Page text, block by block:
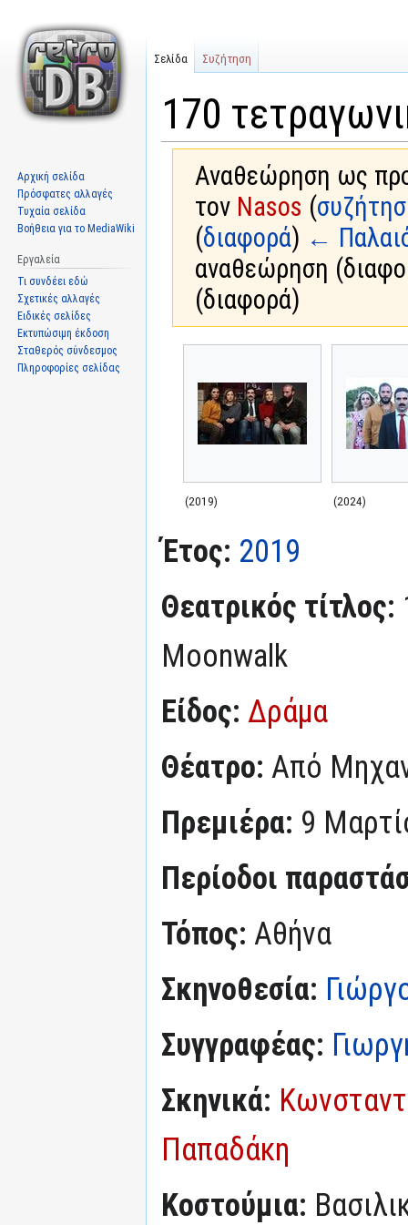
170
Αναθεώρηση ως
τον Nasos (
(διαφορά) ←
αναθεώρηση
(διαφορά)
πλοήγηση
αναζήτηση
(2019) (2024)
Έτος: 2019
Θεατρικός τίτλος:
Moonwalk
Είδος: Δράμα
Θέατρο: Από
Πρεμιέρα: 9
Περίοδοι
Τόπος: Αθήνα
Σκηνοθεσία:
Συγγραφέας:
Σκηνικά:
Παπαδάκη
Κοστούμια:
Σελίδα Συζήτηση
Αρχική σελίδα
Πρόσφατες αλλαγές
Τυχαία σελίδα
Βοήθεια για το MediaWiki
Εργαλεία
Τι συνδέει εδώ
Σχετικές αλλαγές
Ειδικές σελίδες
Εκτυπώσιμη έκδοση
Σταθερός σύνδεσμος
Πληροφορίες σελίδας